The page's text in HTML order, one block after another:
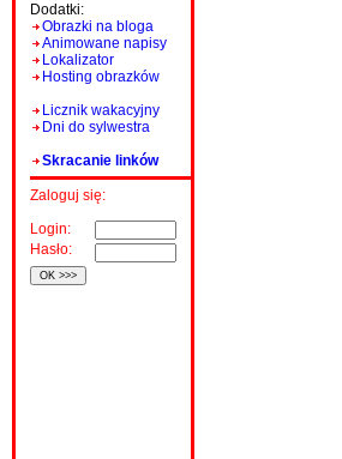
Dodatki:
Obrazki na bloga
Animowane napisy
Lokalizator
Hosting obrazków
Licznik wakacyjny
Dni do sylwestra
Skracanie linków
Zaloguj się:
Login:
Hasło: